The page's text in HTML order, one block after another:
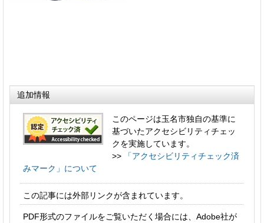
追加情報
このページは玉名市独自の基準に
基づいたアクセシビリティチェッ
クを実施しています。
>>
「アクセシビリティチェック済
みマーク」について
この記事には外部リンクが含まれています。
PDF形式のファイルをご覧いただく場合には、Adobe社が